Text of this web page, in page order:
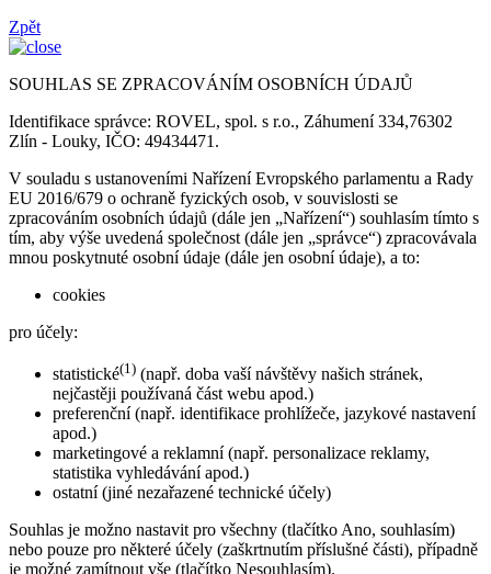
Zpět
SOUHLAS SE ZPRACOVÁNÍM OSOBNÍCH ÚDAJŮ
Identifikace správce: ROVEL, spol. s r.o., Záhumení 334,76302
Zlín - Louky, IČO: 49434471.
V souladu s ustanoveními Nařízení Evropského parlamentu a Rady
EU 2016/679 o ochraně fyzických osob, v souvislosti se
zpracováním osobních údajů (dále jen „Nařízení“) souhlasím tímto s
tím, aby výše uvedená společnost (dále jen „správce“) zpracovávala
mnou poskytnuté osobní údaje (dále jen osobní údaje), a to:
cookies
pro účely:
statistické(1) (např. doba vaší návštěvy našich stránek,
nejčastěji používaná část webu apod.)
preferenční (např. identifikace prohlížeče, jazykové nastavení
apod.)
marketingové a reklamní (např. personalizace reklamy,
statistika vyhledávání apod.)
ostatní (jiné nezařazené technické účely)
Souhlas je možno nastavit pro všechny (tlačítko Ano, souhlasím)
nebo pouze pro některé účely (zaškrtnutím příslušné části), případně
je možné zamítnout vše (tlačítko Nesouhlasím).